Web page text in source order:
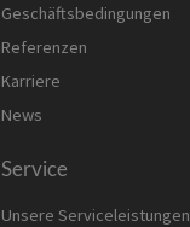
Geschäftsbedingungen
Referenzen
Karriere
News
Service
Unsere Serviceleistungen